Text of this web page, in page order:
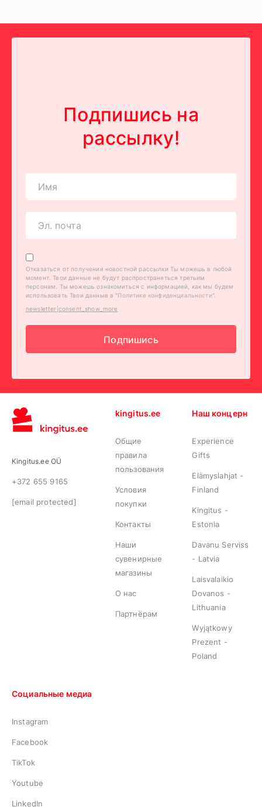
Подпишись на
рассылку!
Отказаться от получения новостной рассылки Ты можешь в любой
момент. Твои данные не будут распространяться третьим
персонам. Ты можешь ознакомиться с информацией, как мы будем
использовать Твои данные в "Политике конфиденциальности".
newsletter|consent_show_more
Подпишись
Kingitus.ee OÜ
+372 655 9165
[email protected]
kingitus.ee
Общие
правила
пользования
Условия
покупки
Контакты
Наши
сувенирные
магазины
О нас
Партнёрам
Наш концерн
Experience
Gifts
Elämyslahjat -
Finland
Kingitus -
Estonia
Davanu Serviss
- Latvia
Laisvalaikio
Dovanos -
Lithuania
Wyjątkowy
Prezent -
Poland
Социальные медиа
Instagram
Facebook
TikTok
Youtube
LinkedIn